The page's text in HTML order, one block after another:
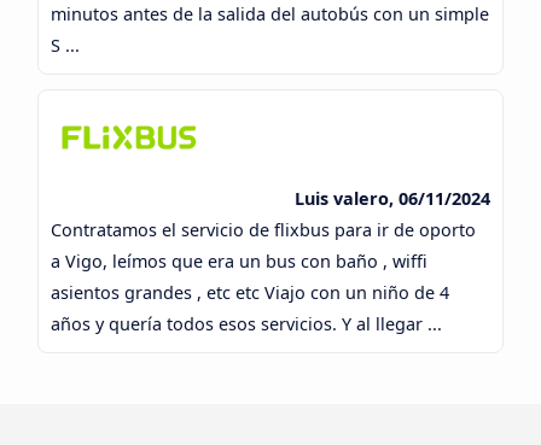
minutos antes de la salida del autobús con un simple
S ...
Luis valero, 06/11/2024
Contratamos el servicio de flixbus para ir de oporto
a Vigo, leímos que era un bus con baño , wiffi
asientos grandes , etc etc Viajo con un niño de 4
años y quería todos esos servicios. Y al llegar ...